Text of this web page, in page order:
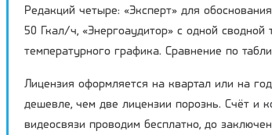
Редакций четыре: «Эксперт» для
50 Гкал/ч, «Энергоаудитор» с одной
температурного графика. Сравнение по
Лицензия оформляется на квартал или на
дешевле, чем две лицензии порознь. Счёт и
видеосвязи проводим бесплатно, до